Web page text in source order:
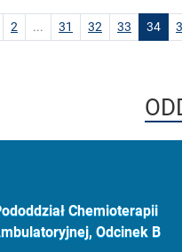
do strony 1
do strony
Przejdź do strony
2 ... Przejdź do strony
31 Przejdź do strony
32 Przejdź do
33 34
Chemioterapii
Odcinek B